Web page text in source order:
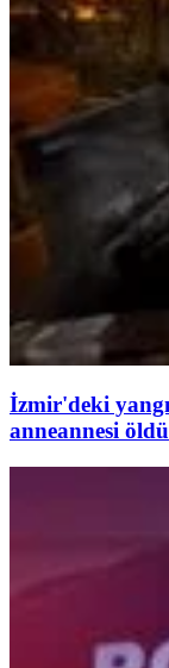
İzmir'deki
anneannesi öldü